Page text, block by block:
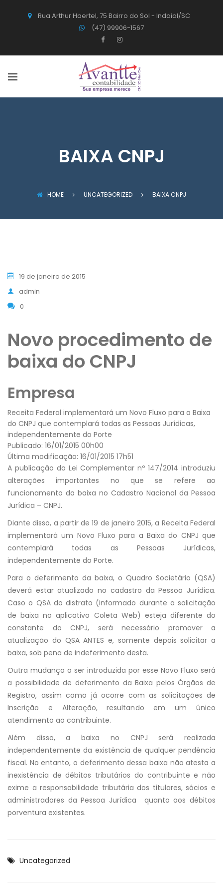
Rua Arthur Haertel, 75 Bairro do Sol - Indaial/SC
(47) 99906-1567
BAIXA CNPJ
HOME UNCATEGORIZED BAIXA CNPJ
19 de janeiro de 2015
admin
0
Novo procedimento de
baixa do CNPJ
Empresa
Receita Federal implementará um Novo Fluxo para a Baixa
do CNPJ que contemplará todas as Pessoas Jurídicas,
independentemente do Porte
Publicado: 16/01/2015 00h00
Última modificação: 16/01/2015 17h51
A publicação da Lei Complementar nº 147/2014 introduziu
alterações importantes no que se refere ao
funcionamento da baixa no Cadastro Nacional da Pessoa
Jurídica – CNPJ.
Diante disso, a partir de 19 de janeiro 2015, a Receita Federal
implementará um Novo Fluxo para a Baixa do CNPJ que
contemplará todas as Pessoas Jurídicas,
independentemente do Porte.
Para o deferimento da baixa, o Quadro Societário (QSA)
deverá estar atualizado no cadastro da Pessoa Jurídica.
Caso o QSA do distrato (informado durante a solicitação
de baixa no aplicativo Coleta Web) esteja diferente do
constante do CNPJ, será necessário promover a
atualização do QSA ANTES e, somente depois solicitar a
baixa, sob pena de indeferimento desta.
Outra mudança a ser introduzida por esse Novo Fluxo será
a possibilidade de deferimento da Baixa pelos Órgãos de
Registro, assim como já ocorre com as solicitações de
Inscrição e Alteração, resultando em um único
atendimento ao contribuinte.
Além disso, a baixa no CNPJ será realizada
independentemente da existência de qualquer pendência
fiscal. No entanto, o deferimento dessa baixa não atesta a
inexistência de débitos tributários do contribuinte e não
exime a responsabilidade tributária dos titulares, sócios e
administradores da Pessoa Jurídica quanto aos débitos
porventura existentes.
Uncategorized